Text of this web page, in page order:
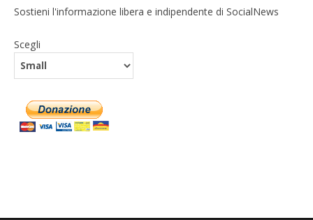
Sostieni l'informazione libera e indipendente di SocialNews
Scegli